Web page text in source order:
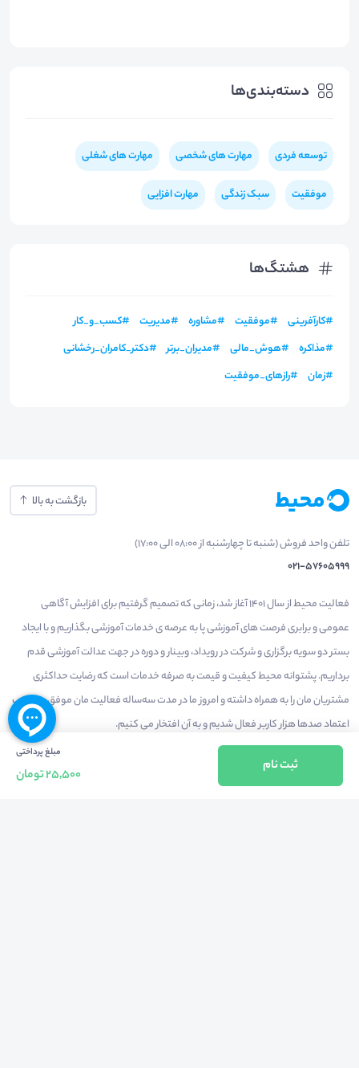
دسته‌بندی‌ها
توسعه فردی مهارت های شخصی مهارت های شغلی
موفقیت سبک زندگی مهارت افزایی
هشتگ‌ها
#کارآفرینی #موفقیت #مشاوره #مدیریت #کسب_و_کار
#مذاکره #هوش_مالی #مدیران_برتر #دکتر_کامران_رخشانی
#زمان #رازهای_موفقیت
مبلغ پرداختی
25,500 تومان
ثبت نام
بازگشت به بالا
تلفن واحد فروش (شنبه تا چهارشنبه از 08:00 الی 17:00)
021-57605999
فعالیت محیط از سال 1401 آغاز شد، زمانی که تصمیم گرفتیم برای افزایش آگاهی
عمومی و برابری فرصت های آموزشی پا به عرصه ی خدمات آموزشی بگذاریم و با ایجاد
بستر دو سویه برگزاری و شرکت در رویداد، وبینار و دوره در جهت عدالت آموزشی قدم
برداریم. پشتوانه محیط کیفیت و قیمت به صرفه خدمات است که رضایت حداکثری
مشتریان مان را به همراه داشته و امروز ما در مدت سه‌ساله فعالیت مان موفق به کسب
اعتماد صدها هزار کاربر فعال شدیم و به آن افتخار می‌ کنیم.